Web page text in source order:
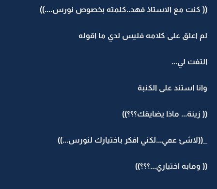
(( كنت مع الاستاذ فهد..كلمته بخصوص نورس....))
لم اعلق على كلامه فليس لدي ما اقوله
التفت لي...
وانا استند على الكنبة
(( زينة... ماذا يضايقك؟؟؟))
_((لاشئ عمي...لكني افكر باختيارك لنورس...))
(( ومابه اختياري...؟؟؟))